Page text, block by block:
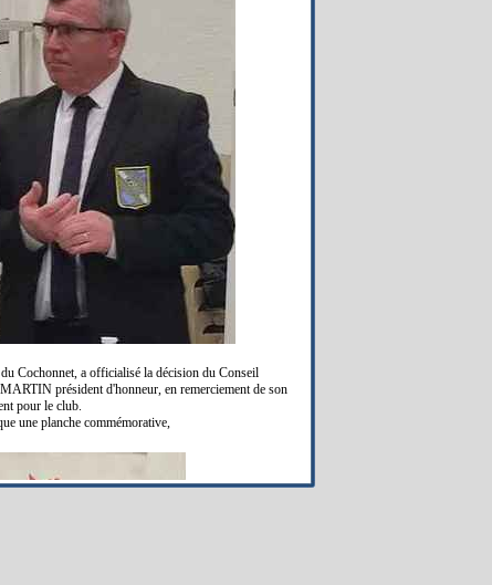
Cochonnet, a officialisé la décision du Conseil
président d'honneur, en remerciement de son
pour le club.
une planche commémorative,